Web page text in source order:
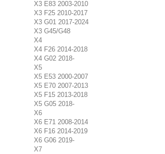
X3 E83 2003-2010
X3 F25 2010-2017
X3 G01 2017-2024
X3 G45/G48
X4
X4 F26 2014-2018
X4 G02 2018-
X5
X5 E53 2000-2007
X5 E70 2007-2013
X5 F15 2013-2018
X5 G05 2018-
X6
X6 E71 2008-2014
X6 F16 2014-2019
X6 G06 2019-
X7